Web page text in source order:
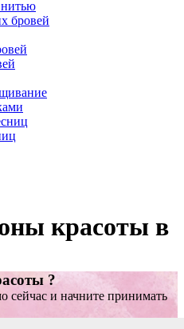
нитью
бровей
красоты в
?
сейчас и начните принимать